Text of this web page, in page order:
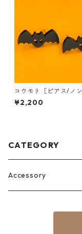
コウモリ［ピアス/ノ
ピアス］
¥2,200
CATEGORY
Accessory